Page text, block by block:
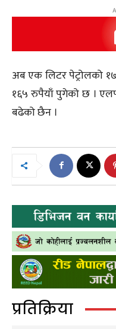
अब एक लिटर पेट्रोलको
१६५ रुपैयाँ पुगेको छ ।
बढेको छैन ।
प्रतिक्रिया